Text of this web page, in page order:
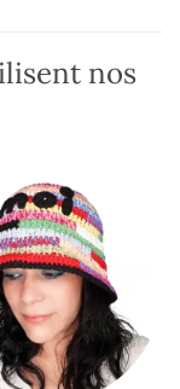
produitnos